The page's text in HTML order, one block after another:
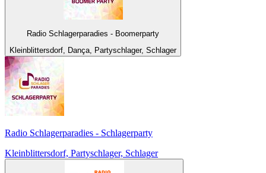
Radio Schlagerparadies - Boomerparty
Kleinblittersdorf, Dança, Partyschlager, Schlager
Radio Schlagerparadies - Schlagerparty
Kleinblittersdorf, Partyschlager, Schlager